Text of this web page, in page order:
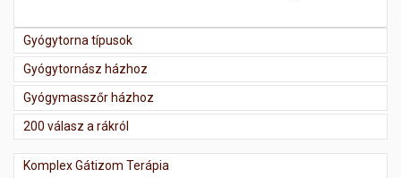
Gyógytorna típusok
Gyógytornász házhoz
Gyógymasszőr házhoz
200 válasz a rákról
Komplex Gátizom Terápia